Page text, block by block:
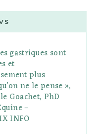
e
r
e
s
o
l
r
gastriques sont
et
plus
ne le pense »,
Goachet, PhD
–
INFO